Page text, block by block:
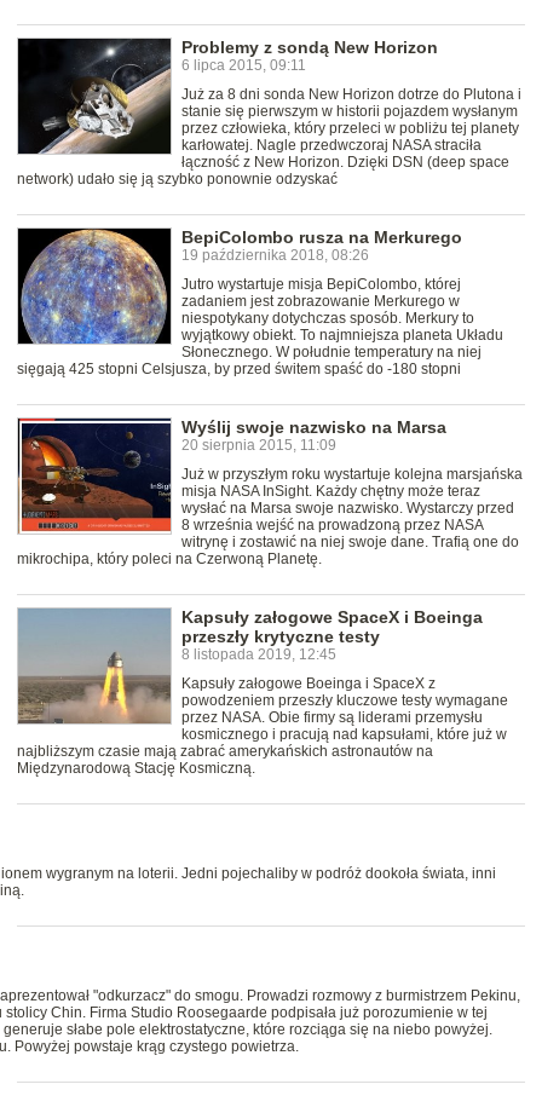
Problemy z sondą New Horizon
6 lipca 2015, 09:11
Już za 8 dni sonda New Horizon dotrze do Plutona i
stanie się pierwszym w historii pojazdem wysłanym
przez człowieka, który przeleci w pobliżu tej planety
karłowatej. Nagle przedwczoraj NASA straciła
łączność z New Horizon. Dzięki DSN (deep space
network) udało się ją szybko ponownie odzyskać
BepiColombo rusza na Merkurego
19 października 2018, 08:26
Jutro wystartuje misja BepiColombo, której
zadaniem jest zobrazowanie Merkurego w
niespotykany dotychczas sposób. Merkury to
wyjątkowy obiekt. To najmniejsza planeta Układu
Słonecznego. W południe temperatury na niej
sięgają 425 stopni Celsjusza, by przed świtem spaść do -180 stopni
Wyślij swoje nazwisko na Marsa
20 sierpnia 2015, 11:09
Już w przyszłym roku wystartuje kolejna marsjańska
misja NASA InSight. Każdy chętny może teraz
wysłać na Marsa swoje nazwisko. Wystarczy przed
8 września wejść na prowadzoną przez NASA
witrynę i zostawić na niej swoje dane. Trafią one do
mikrochipa, który poleci na Czerwoną Planetę.
Kapsuły załogowe SpaceX i Boeinga
przeszły krytyczne testy
8 listopada 2019, 12:45
Kapsuły załogowe Boeinga i SpaceX z
powodzeniem przeszły kluczowe testy wymagane
przez NASA. Obie firmy są liderami przemysłu
kosmicznego i pracują nad kapsułami, które już w
najbliższym czasie mają zabrać amerykańskich astronautów na
Międzynarodową Stację Kosmiczną.
wygranym na loterii. Jedni pojechaliby w podróż dookoła świata, inni
"odkurzacz" do smogu. Prowadzi rozmowy z burmistrzem Pekinu,
Chin. Firma Studio Roosegaarde podpisała już porozumienie w tej
słabe pole elektrostatyczne, które rozciąga się na niebo powyżej.
Powyżej powstaje krąg czystego powietrza.